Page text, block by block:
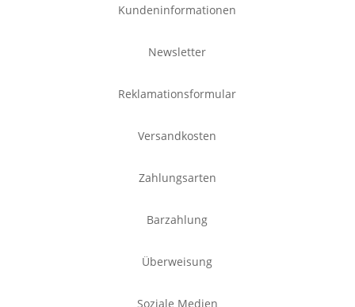
Kundeninformationen
Newsletter
Reklamationsformular
Versandkosten
Zahlungsarten
Barzahlung
Überweisung
Soziale Medien